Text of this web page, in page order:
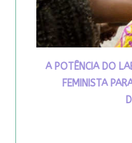
A POTÊNCIA DO
FEMINISTA